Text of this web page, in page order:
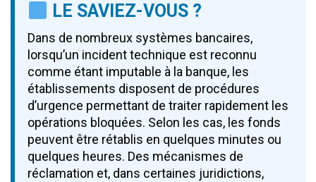
LE SAVIEZ-VOUS ?
Dans de nombreux systèmes bancaires,
lorsqu’un incident technique est reconnu
comme étant imputable à la banque, les
établissements disposent de procédures
d’urgence permettant de traiter rapidement les
opérations bloquées. Selon les cas, les fonds
peuvent être rétablis en quelques minutes ou
quelques heures. Des mécanismes de
réclamation et, dans certaines juridictions,